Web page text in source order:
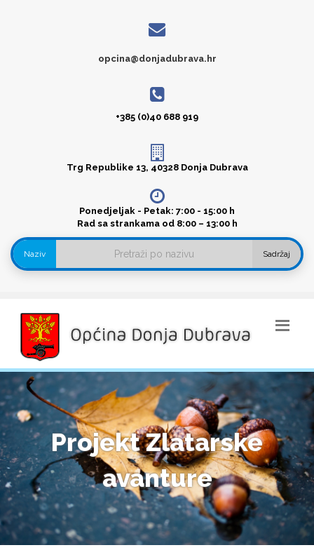
opcina@donjadubrava.hr
+385 (0)40 688 919
Trg Republike 13, 40328 Donja Dubrava
Ponedjeljak - Petak: 7:00 - 15:00 h
Rad sa strankama od 8:00 – 13:00 h
Naziv Sadržaj
Projekt Zlatarske
avanture